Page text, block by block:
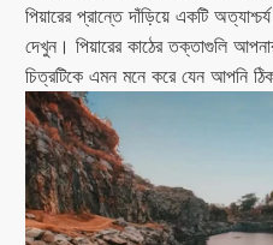
পিয়ারের প্রান্তে দাঁড়িয়ে একটি
দেখুন। পিয়ারের কাঠের তক্তাগুলি
চিত্রটিকে এমন মনে করে যেন আপনি